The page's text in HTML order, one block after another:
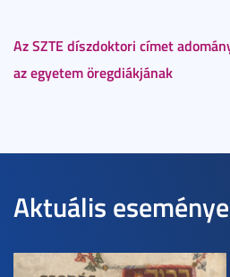
Az SZTE díszdoktori címet
az egyetem öregdiákjának
Aktuális